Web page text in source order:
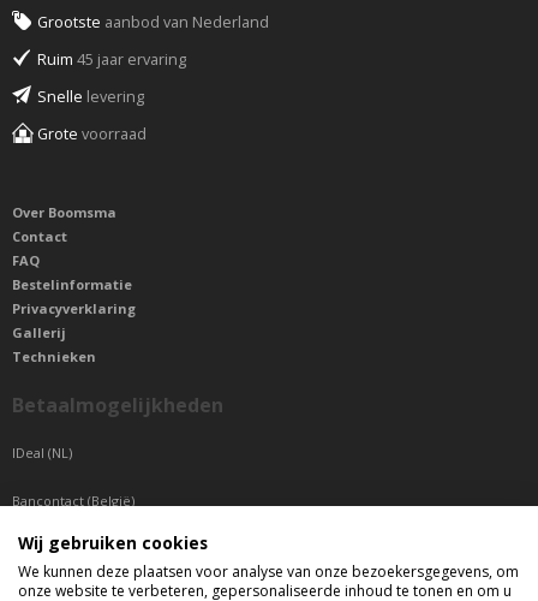
Grootste aanbod van Nederland
Ruim 45 jaar ervaring
Snelle levering
Grote voorraad
Over Boomsma
Contact
FAQ
Bestelinformatie
Privacyverklaring
Gallerij
Technieken
Betaalmogelijkheden
IDeal (NL)
Bancontact (België)
Sepa betaling (Overige landen)
Wij gebruiken cookies
We kunnen deze plaatsen voor analyse van onze bezoekersgegevens, om
onze website te verbeteren, gepersonaliseerde inhoud te tonen en om u